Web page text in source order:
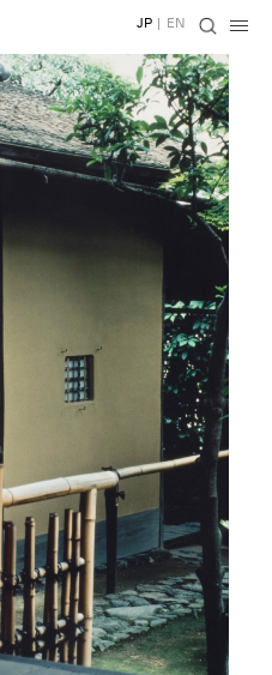
JP | EN